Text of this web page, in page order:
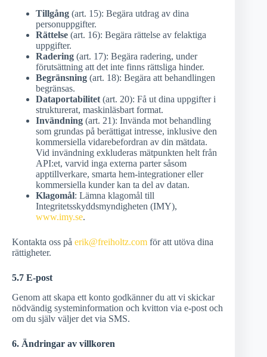
Tillgång (art. 15): Begära utdrag av dina
personuppgifter.
Rättelse (art. 16): Begära rättelse av felaktiga
uppgifter.
Radering (art. 17): Begära radering, under
förutsättning att det inte finns rättsliga hinder.
Begränsning (art. 18): Begära att behandlingen
begränsas.
Dataportabilitet (art. 20): Få ut dina uppgifter i
strukturerat, maskinläsbart format.
Invändning (art. 21): Invända mot behandling
som grundas på berättigat intresse, inklusive den
kommersiella vidarebefordran av din mätdata.
Vid invändning exkluderas mätpunkten helt från
API:et, varvid inga externa parter såsom
apptillverkare, smarta hem-integrationer eller
kommersiella kunder kan ta del av datan.
Klagomål: Lämna klagomål till
Integritetsskyddsmyndigheten (IMY),
www.imy.se.
Kontakta oss på erik@freiholtz.com för att utöva dina
rättigheter.
5.7 E-post
Genom att skapa ett konto godkänner du att vi skickar
nödvändig systeminformation och kvitton via e-post och
om du själv väljer det via SMS.
6. Ändringar av villkoren